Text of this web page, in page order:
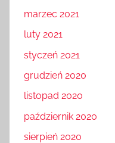
marzec 2021
luty 2021
styczeń 2021
grudzień 2020
listopad 2020
październik 2020
sierpień 2020